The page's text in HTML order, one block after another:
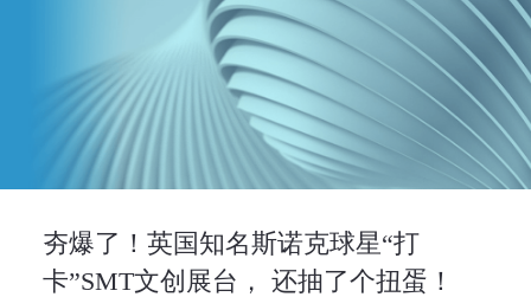
夯爆了！英国知名斯诺克球星“打
卡”SMT文创展台， 还抽了个扭蛋！